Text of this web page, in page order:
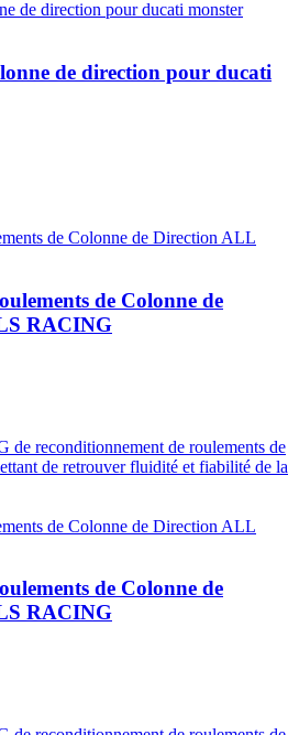
de direction pour ducati
de Colonne de
RACING
reconditionnement de roulements de
de retrouver fluidité et fiabilité de la
de Colonne de
RACING